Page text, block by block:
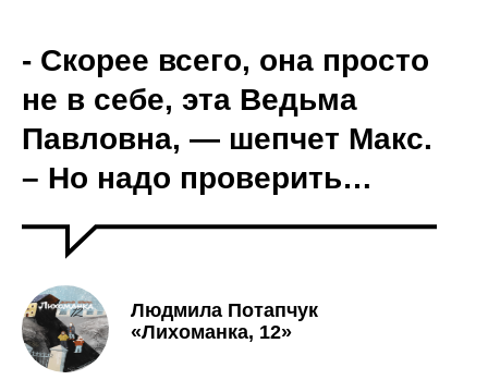
- Скорее всего, она просто
не в себе, эта Ведьма
Павловна, — шепчет Макс.
– Но надо проверить…
Людмила Потапчук
«Лихоманка, 12»